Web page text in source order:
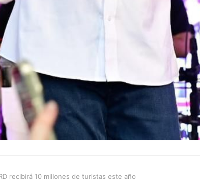
recibirá 10 millones de turistas este año